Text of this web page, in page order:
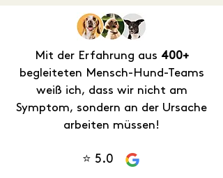
Mit der Erfahrung aus 400+
begleiteten Mensch-Hund-Teams
weiß ich, dass wir nicht am
Symptom, sondern an der Ursache
arbeiten müssen!
⭐ 5.0